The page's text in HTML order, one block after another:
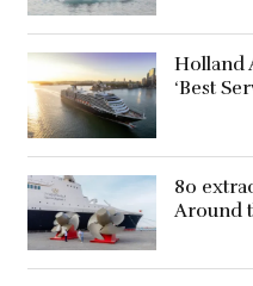
Holland
‘Best
80
Around